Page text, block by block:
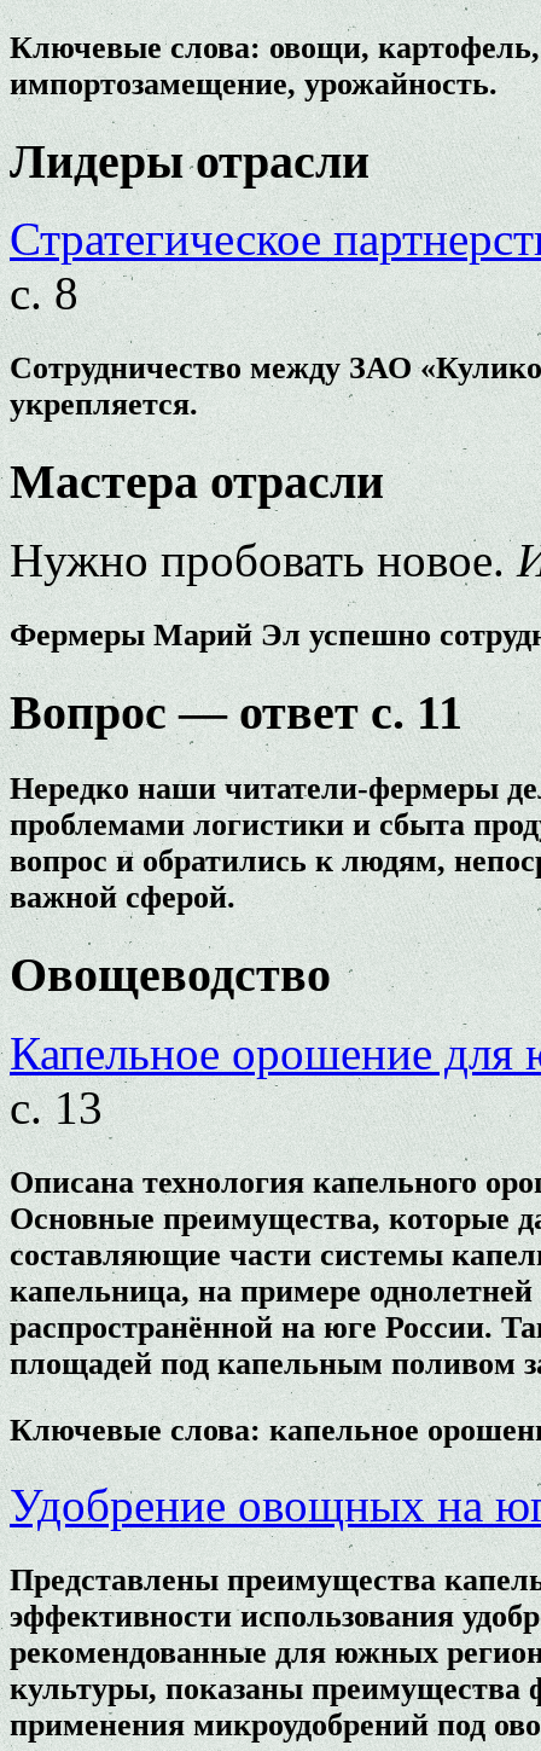
Ключевые слова: овощи, картофель,
импортозамещение, урожайность.
Лидеры отрасли
Стратегическое
с. 8
Сотрудничество между ЗАО
укрепляется.
Мастера отрасли
Нужно пробовать новое.
Фермеры Марий Эл успешно
Вопрос — ответ с. 11
Нередко наши читатели-фермеры
проблемами логистики и сбыта
вопрос и обратились к людям,
важной сферой.
Овощеводство
Капельное орошение
с. 13
Описана технология капельного
Основные преимущества, которые
составляющие части системы
капельница, на примере
распространённой на юге России.
площадей под капельным поливом
Ключевые слова: капельное
Удобрение овощных на
Представлены преимущества
эффективности использования
рекомендованные для южных
культуры, показаны преимущества
применения микроудобрений под